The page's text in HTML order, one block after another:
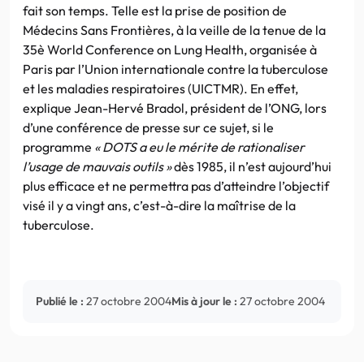
fait son temps. Telle est la prise de position de
Médecins Sans Frontières, à la veille de la tenue de la
35è World Conference on Lung Health, organisée à
Paris par l’Union internationale contre la tuberculose
et les maladies respiratoires (UICTMR). En effet,
explique Jean-Hervé Bradol, président de l’ONG, lors
d’une conférence de presse sur ce sujet, si le
programme « DOTS a eu le mérite de rationaliser
l’usage de mauvais outils »dès 1985, il n’est aujourd’hui
plus efficace et ne permettra pas d’atteindre l’objectif
visé il y a vingt ans, c’est-à-dire la maîtrise de la
tuberculose.
Publié le : 27 octobre 2004Mis à jour le : 27 octobre 2004